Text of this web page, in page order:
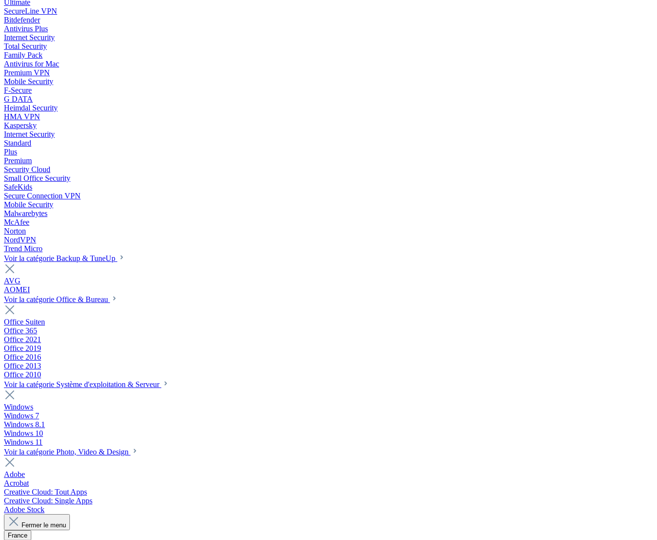
Ultimate
SecureLine VPN
Bitdefender
Antivirus Plus
Internet Security
Total Security
Family Pack
Antivirus for Mac
Premium VPN
Mobile Security
F-Secure
G DATA
Heimdal Security
HMA VPN
Kaspersky
Internet Security
Standard
Plus
Premium
Security Cloud
Small Office Security
SafeKids
Secure Connection VPN
Mobile Security
Malwarebytes
McAfee
Norton
NordVPN
Trend Micro
Voir la catégorie Backup & TuneUp
AVG
AOMEI
Voir la catégorie Office & Bureau
Office Suiten
Office 365
Office 2021
Office 2019
Office 2016
Office 2013
Office 2010
Voir la catégorie Système d'exploitation & Serveur
Windows
Windows 7
Windows 8.1
Windows 10
Windows 11
Voir la catégorie Photo, Video & Design
Adobe
Acrobat
Creative Cloud: Tout Apps
Creative Cloud: Single Apps
Adobe Stock
Fermer le menu
France